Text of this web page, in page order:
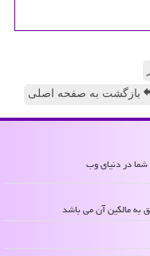
بازگشت به صفحه اصلی
در دنیای وب